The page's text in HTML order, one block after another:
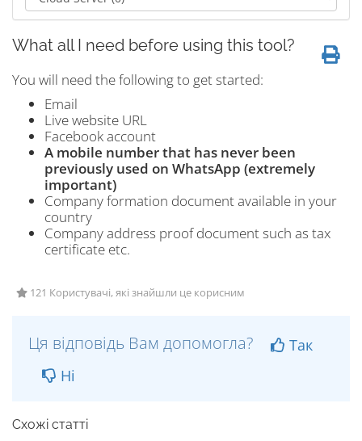
What all I need before using this tool?
You will need the following to get started:
Email
Live website URL
Facebook account
A mobile number that has never been
previously used on WhatsApp (extremely
important)
Company formation document available in your
country
Company address proof document such as tax
certificate etc.
121 Користувачі, які знайшли це корисним
Ця відповідь Вам допомогла?
Так
Ні
Схожі статті